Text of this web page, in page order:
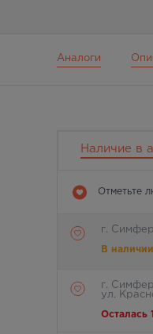
Аналоги
Наличие в
Отметьте
г.
В
г.
ул.
Осталась